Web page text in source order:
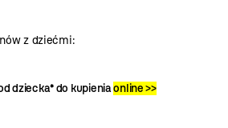
z dziećmi:
dziecka* do kupieniaonline >>